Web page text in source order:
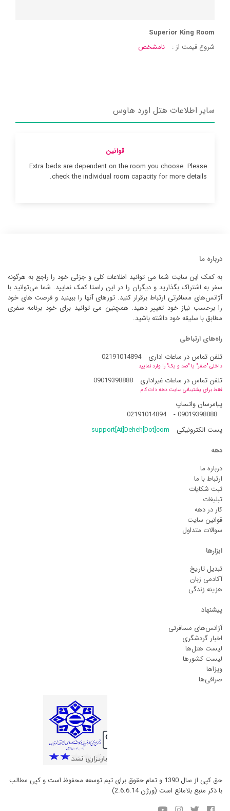
Superior King Room
شروع قیمت از :
نامشخص
سایر اطلاعات هتل اورد هاوس
قوانین
Extra beds are dependent on the room you choose. Please
check the individual room capacity for more details.
درباره ما
به کمک این سایت شما می توانید اطلاعات کلی و جزئی خود را راجع به هرگونه
سفر به اشتراک بگذارید و دیگران را در این راستا کمک نمایید. شما می‌توانید با
آژانس‌های مسافرتی ارتباط برقرار کنید. تورهای آنها را ببینید و فرصت های خود
را برحسب نیاز خود تغییر دهید. همچنین می توانید برای خود برنامه سفری
مطابق با سلیقه خود داشته باشید.
راه‌های ارتباطی
تلفن تماس در ساعات اداری
02191014894
داخلی "صفر" یا "صد و یک" را وارد نمایید
تلفن تماس در ساعات غیراداری 09019398888
فقط برای پشتیبانی سایت دهه دات کام
پیامرسان واتساپ
09019398888
-
02191014894
پست الکترونیکی
support[At]Deheh[Dot]com
دهه
درباره ما
ارتباط با ما
ثبت شکایات
تبلیغات
کار در دهه
قوانین سایت
سوالات متداول
ابزارها
تبدیل تاریخ
آکادمی زبان
هزینه زندگی
پیشنهاد
آژانس‌های مسافرتی
اخبار گردشگری
لیست هتل‌ها
لیست کشورها
ویزاها
صرافی‌ها
حق کپی از سال 1390 و تمام حقوق برای تیم توسعه محفوظ است و کپی مطالب
با ذکر منبع بلامانع است (ورژن 2.6.6.14)